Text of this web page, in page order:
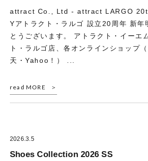
attract Co., Ltd - attract LARGO
Yアトラクト・ラルゴ 設立20周年 新年
とうございます。 アトラクト・イーエ
ト・ラルゴ店、各オンラインショップ
天・Yahoo！） ...
read MORE
2026.3.5
Shoes Collection 2026 SS